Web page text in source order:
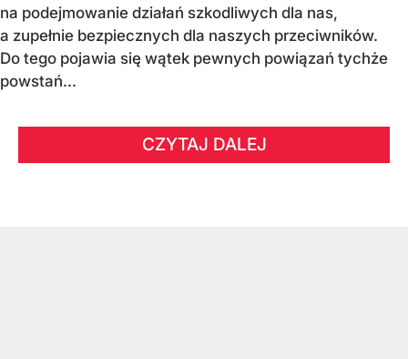
na podejmowanie działań szkodliwych dla nas,
a zupełnie bezpiecznych dla naszych przeciwników.
Do tego pojawia się wątek pewnych powiązań tychże
powstań...
CZYTAJ DALEJ